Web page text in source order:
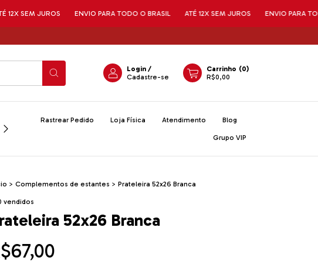
JUROS ENVIO PARA TODO O BRASIL ATÉ 12X SEM JUROS ENVIO PARA TODO O
Login /
Cadastre-se
Carrinho (0)
R$0,00
SALDOS
Rastrear Pedido Loja Física Atendimento Blog
Grupo VIP
> Complementos de estantes > Prateleira 52x26 Branca
vendidos
52x26 Branca